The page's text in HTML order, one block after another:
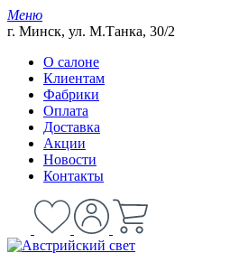
Меню
г. Минск, ул. М.Танка, 30/2
О салоне
Клиентам
Фабрики
Оплата
Доставка
Акции
Новости
Контакты